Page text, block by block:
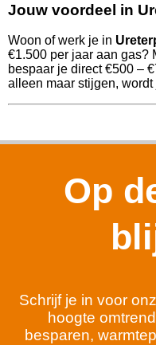
Jouw voordeel in
Woon of werk je in
€1.500 per jaar aan gas?
bespaar je direct €500 –
alleen maar stijgen,
Op
Schrijf je in voor
hoogte
besparen,